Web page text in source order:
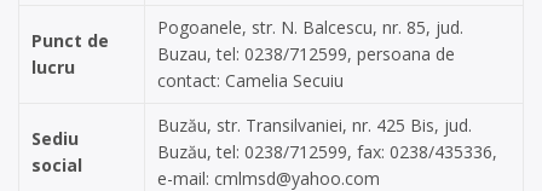
Punct de
lucru
Pogoanele, str. N. Balcescu, nr. 85, jud.
Buzau, tel: 0238/712599, persoana de
contact: Camelia Secuiu
Sediu
social
Buzău, str. Transilvaniei, nr. 425 Bis, jud.
Buzău, tel: 0238/712599, fax: 0238/435336,
e-mail: cmlmsd@yahoo.com